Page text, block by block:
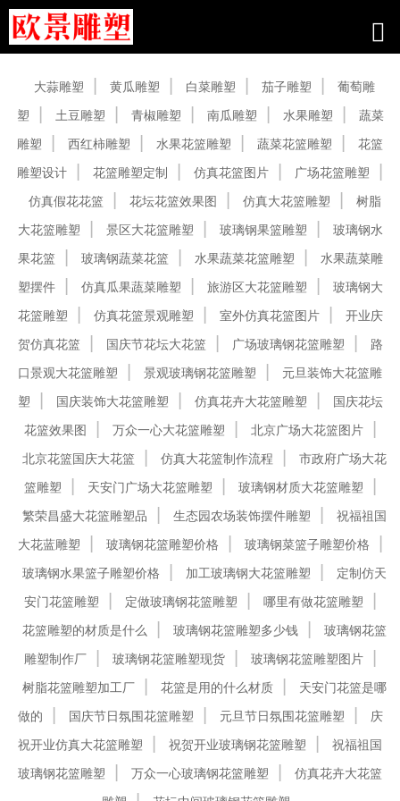
大蒜雕塑 黄瓜雕塑 白菜雕塑 茄子雕塑
葡萄雕
塑
土豆雕塑 青椒雕塑 南瓜雕塑 水果雕塑
蔬菜
雕塑
西红柿雕塑 水果花篮雕塑 蔬菜花篮雕塑
花篮
雕塑设计
花篮雕塑定制 仿真花篮图片
广场花篮雕塑
仿真假花花篮
花坛花篮效果图 仿真大花篮雕塑
树脂
大花篮雕塑
景区大花篮雕塑 玻璃钢果篮雕塑
玻璃钢水
果花篮
玻璃钢蔬菜花篮 水果蔬菜花篮雕塑
水果蔬菜雕
塑摆件
仿真瓜果蔬菜雕塑 旅游区大花篮雕塑
玻璃钢大
花篮雕塑
仿真花篮景观雕塑 室外仿真花篮图片
开业庆
贺仿真花篮
国庆节花坛大花篮 广场玻璃钢花篮雕塑
路
口景观大花篮雕塑
景观玻璃钢花篮雕塑
元旦装饰大花篮雕
塑
国庆装饰大花篮雕塑 仿真花卉大花篮雕塑
国庆花坛
花篮效果图
万众一心大花篮雕塑
北京广场大花篮图片
北京花篮国庆大花篮
仿真大花篮制作流程
市政府广场大花
篮雕塑
天安门广场大花篮雕塑
玻璃钢材质大花篮雕塑
繁荣昌盛大花篮雕塑品
生态园农场装饰摆件雕塑
祝福祖国
大花蓝雕塑
玻璃钢花篮雕塑价格
玻璃钢菜篮子雕塑价格
玻璃钢水果篮子雕塑价格
加工玻璃钢大花篮雕塑
定制仿天
安门花篮雕塑
定做玻璃钢花篮雕塑
哪里有做花篮雕塑
花篮雕塑的材质是什么
玻璃钢花篮雕塑多少钱
玻璃钢花篮
雕塑制作厂
玻璃钢花篮雕塑现货
玻璃钢花篮雕塑图片
树脂花篮雕塑加工厂
花篮是用的什么材质
天安门花篮是哪
做的
国庆节日氛围花篮雕塑 元旦节日氛围花篮雕塑
庆
祝开业仿真大花篮雕塑
祝贺开业玻璃钢花篮雕塑
祝福祖国
玻璃钢花篮雕塑
万众一心玻璃钢花篮雕塑
仿真花卉大花篮